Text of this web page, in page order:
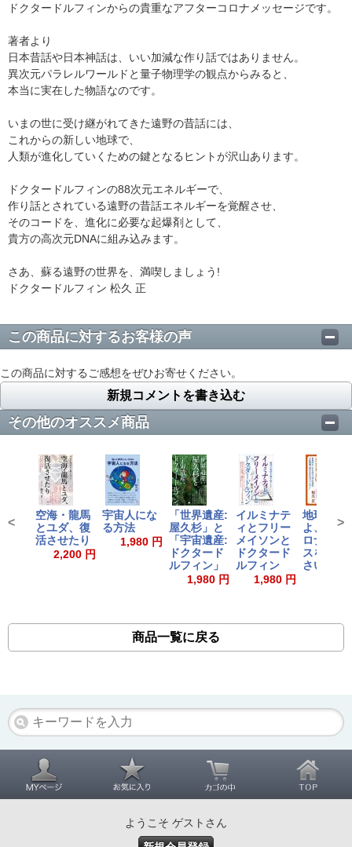
ドクタードルフィンからの貴重なアフターコロナメッセージです。
著者より
日本昔話や日本神話は、いい加減な作り話ではありません。
異次元パラレルワールドと量子物理学の観点からみると、
本当に実在した物語なのです。
いまの世に受け継がれてきた遠野の昔話には、
これからの新しい地球で、
人類が進化していくための鍵となるヒントが沢山あります。
ドクタードルフィンの88次元エネルギーで、
作り話とされている遠野の昔話エネルギーを覚醒させ、
そのコードを、進化に必要な起爆剤として、
貴方の高次元DNAに組み込みます。
さあ、蘇る遠野の世界を、満喫しましょう!
ドクタードルフィン 松久 正
この商品に対するお客様の声
この商品に対するご感想をぜひお寄せください。
新規コメントを書き込む
その他のオススメ商品
空海・龍馬
とユダ、復
活させたり
2,200 円
宇宙人にな
る方法
1,980 円
「世界遺産:
屋久杉」と
「宇宙遺産:
ドクタード
ルフィン」
1,980 円
イルミナテ
ィとフリー
メイソンと
ドクタード
ルフィン
1,980 円
地球人類
よ、新型
ロナウィ
スを浴び
さい!
< >
商品一覧に戻る
ようこそ ゲストさん